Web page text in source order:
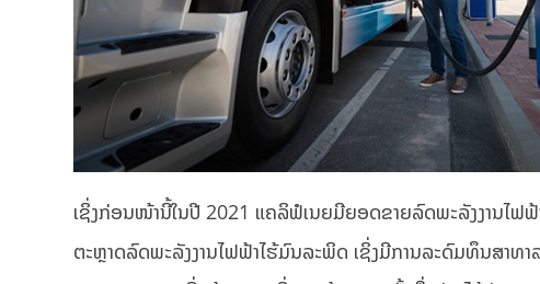
ເຊິ່ງກ່ອນໜ້ານີ້ໃນປີ 2021 ແຄລິຟໍເນຍມີຍອດຂາຍລົດພະລັງງານໄຟ
ຕະຫຼາດລົດພະລັງງານໄຟຟ້າໄຮ້ມົນລະພິດ ເຊິ່ງມີການລະດົມທຶນສາທ